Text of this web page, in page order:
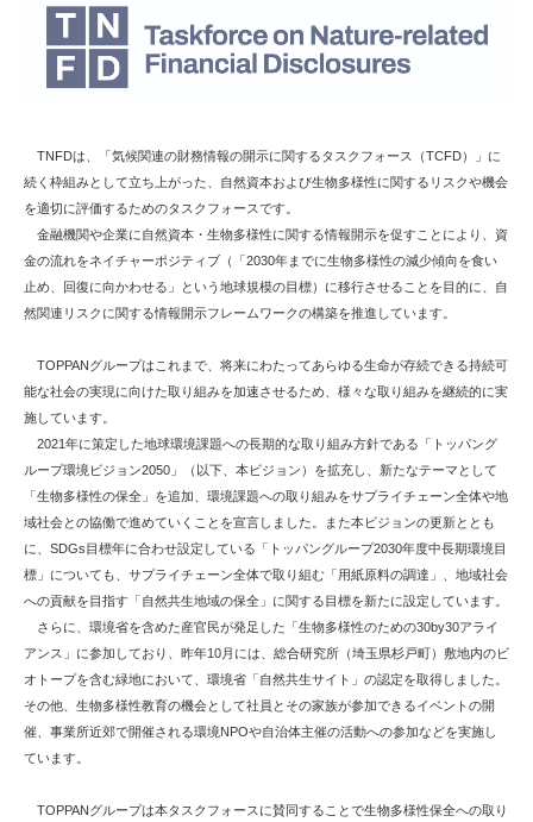
TNFDは、「気候関連の財務情報の開示に関するタスクフォース（TCFD）」に
続く枠組みとして立ち上がった、自然資本および生物多様性に関するリスクや機会
を適切に評価するためのタスクフォースです。
金融機関や企業に自然資本・生物多様性に関する情報開示を促すことにより、資
金の流れをネイチャーポジティブ（「2030年までに生物多様性の減少傾向を食い
止め、回復に向かわせる」という地球規模の目標）に移行させることを目的に、自
然関連リスクに関する情報開示フレームワークの構築を推進しています。
TOPPANグループはこれまで、将来にわたってあらゆる生命が存続できる持続可
能な社会の実現に向けた取り組みを加速させるため、様々な取り組みを継続的に実
施しています。
2021年に策定した地球環境課題への長期的な取り組み方針である「トッパング
ループ環境ビジョン2050」（以下、本ビジョン）を拡充し、新たなテーマとして
「生物多様性の保全」を追加、環境課題への取り組みをサプライチェーン全体や地
域社会との協働で進めていくことを宣言しました。また本ビジョンの更新ととも
に、SDGs目標年に合わせ設定している「トッパングループ2030年度中長期環境目
標」についても、サプライチェーン全体で取り組む「用紙原料の調達」、地域社会
への貢献を目指す「自然共生地域の保全」に関する目標を新たに設定しています。
さらに、環境省を含めた産官民が発足した「生物多様性のための30by30アライ
アンス」に参加しており、昨年10月には、総合研究所（埼玉県杉戸町）敷地内のビ
オトープを含む緑地において、環境省「自然共生サイト」の認定を取得しました。
その他、生物多様性教育の機会として社員とその家族が参加できるイベントの開
催、事業所近郊で開催される環境NPOや自治体主催の活動への参加などを実施し
ています。
TOPPANグループは本タスクフォースに賛同することで生物多様性保全への取り